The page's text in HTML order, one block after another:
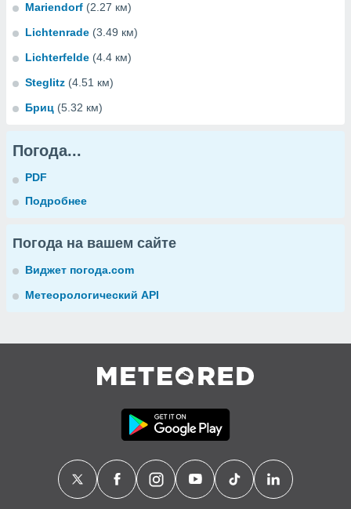
Mariendorf (2.27 км)
Lichtenrade (3.49 км)
Lichterfelde (4.4 км)
Steglitz (4.51 км)
Бриц (5.32 км)
Погода...
PDF
Подробнее
Погода на вашем сайте
Виджет погода.com
Метеорологический API